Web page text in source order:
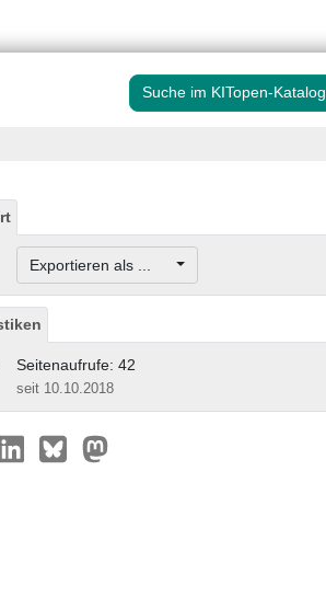
Suche im KITopen-Katalog
Exportieren als ...
Seitenaufrufe: 42
seit 10.10.2018